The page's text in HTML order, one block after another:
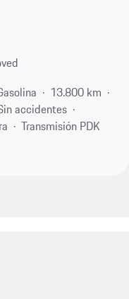
13.800 km
accidentes
Transmisión PDK